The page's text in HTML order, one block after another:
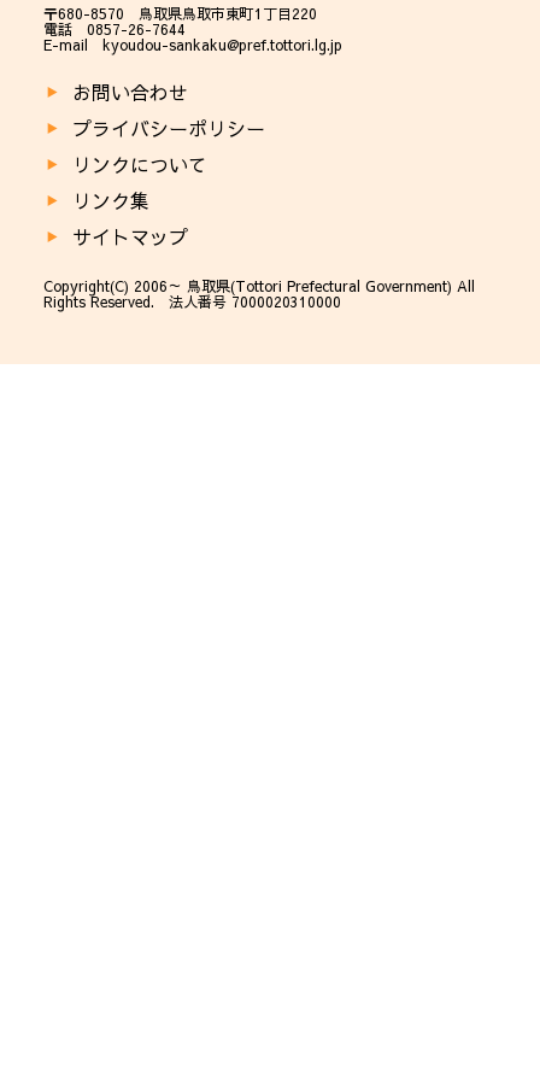
〒680-8570 鳥取県鳥取市東町1丁目220
電話 0857-26-7644
E-mail kyoudou-sankaku@pref.tottori.lg.jp
お問い合わせ
プライバシーポリシー
リンクについて
リンク集
サイトマップ
Copyright(C) 2006～ 鳥取県(Tottori Prefectural Government) All
Rights Reserved. 法人番号 7000020310000